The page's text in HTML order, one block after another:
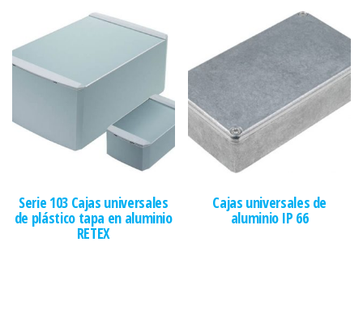
Serie 103 Cajas universales
de plástico tapa en aluminio
RETEX
Cajas universales de
aluminio IP 66